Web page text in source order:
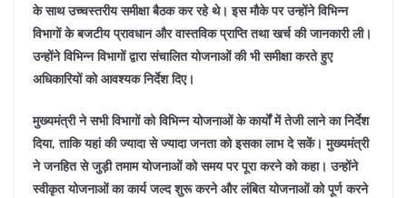
के साथ उच्चस्तरीय समीक्षा बैठक कर रहे थे। इस मौके पर उन्होंने विभिन्न
विभागों के बजटीय प्रावधान और वास्तविक प्राप्ति तथा खर्च की जानकारी ली।
उन्होंने विभिन्न विभागों द्वारा संचालित योजनाओं की भी समीक्षा करते हुए
अधिकारियों को आवश्यक निर्देश दिए।
मुख्यमंत्री ने सभी विभागों को विभिन्न योजनाओं के कार्यों में तेजी लाने का निर्देश
दिया, ताकि यहां की ज्यादा से ज्यादा जनता को इसका लाभ दे सकें। मुख्यमंत्री
ने जनहित से जुड़ी तमाम योजनाओं को समय पर पूरा करने को कहा। उन्होंने
स्वीकृत योजनाओं का कार्य जल्द शुरू करने और लंबित योजनाओं को पूर्ण करने